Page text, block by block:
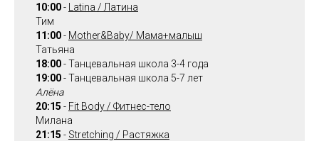
10:00- Latina / Латина
Тим
11:00- Mother&Baby/ Мама+малыш
Татьяна
18:00- Танцевальная школа 3-4 года
19:00- Танцевальная школа 5-7 лет
Алёна
20:15 - Fit Body / Фитнес-тело
Милана
21:15 - Stretching / Растяжка